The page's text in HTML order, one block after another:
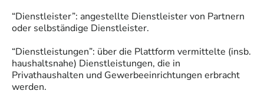
“Dienstleister”: angestellte Dienstleister von Partnern
oder selbständige Dienstleister.
“Dienstleistungen”: über die Plattform vermittelte (insb.
haushaltsnahe) Dienstleistungen, die in
Privathaushalten und Gewerbeeinrichtungen erbracht
werden.